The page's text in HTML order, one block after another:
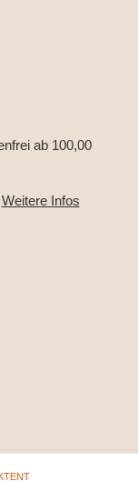
ab 100,00
Weitere Infos